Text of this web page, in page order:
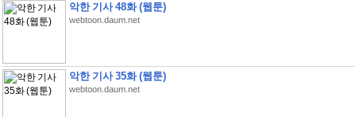
악한 기사 48화 (웹툰)
webtoon.daum.net
악한 기사 35화 (웹툰)
webtoon.daum.net